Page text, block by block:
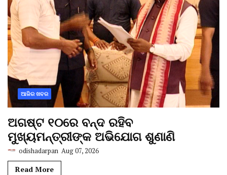
ଆଜିର ଖବର
ଅଗଷ୍ଟ ୧୦ରେ ବନ୍ଦ ରହିବ
ମୁଖ୍ୟମନ୍ତ୍ରୀଙ୍କ ଅଭିଯୋଗ ଶୁଣାଣି
odishadarpan Aug 07, 2026
Read More